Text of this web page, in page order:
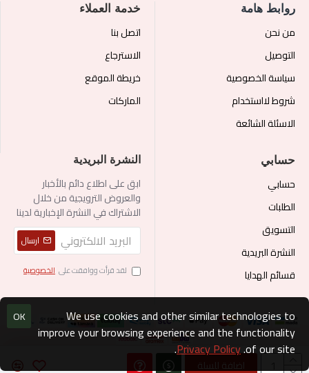
اضافة للسلة
روابط هامة
من نحن
التوصيل
سياسة الخصوصية
شروط لااستخدام
الاسئلة الشائعة
خدمة العملاء
اتصل بنا
الاسترجاع
خريطة الموقع
الماركات
حسابي
حسابي
الطلبات
التسويق
النشرة البريدية
قسائم الهدايا
النشرة البريدية
ابق على اطلاع دائم بالأخبار
والعروض الترويجية من خلال
الاشتراك في النشرة الإخبارية لدينا
ارسال
لقد قرأت ووافقت على الخصوصية
OK
We use cookies and other similar technologies to
improve your browsing experience and the functionality
of our site.
Privacy Policy
.